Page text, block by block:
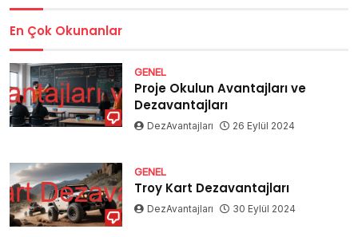
En Çok Okunanlar
GENEL
Proje Okulun Avantajları ve
Dezavantajları
DezAvantajları 26 Eylül 2024
GENEL
Troy Kart Dezavantajları
DezAvantajları 30 Eylül 2024